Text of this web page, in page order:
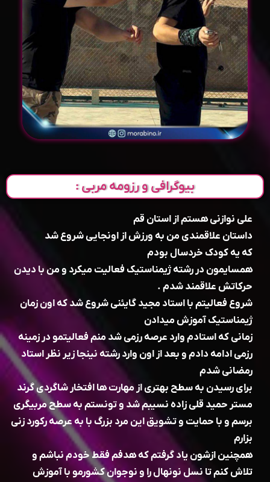
بیوگرافی و رزومه مربی :
علی نوازنی هستم از استان قم
داستان علاقمندی من به ورزش از اونجایی شروع شد
که یه کودک خردسال بودم
همسایمون در رشته ژیمناستیک فعالیت میکرد و من با دیدن
حرکاتش علاقمند شدم .
شروع فعالیتم با استاد مجید گایئنی شروع شد که اون زمان
ژیمناستیک آموزش میدادن
زمانی که استادم وارد عرصه رزمی شد منم فعالیتمو در زمینه
رزمی ادامه دادم و بعد از اون وارد رشته نینجا زیر نظر استاد
رمضانی شدم
برای رسیدن به سطح بهتری از مهارت ها افتخار شاگردی گرند
مستر حمید قلی زاده نسیبم شد و تونستم به سطح مربیگری
برسم و با حمایت و تشویق این مرد بزرگ با به عرصه رکورد زنی
بزارم
همچنین ازشون یاد گرفتم که هدفم فقط خودم نباشم و
تلاش کنم تا نسل نونهال را و نوجوان کشورمو با آموزش